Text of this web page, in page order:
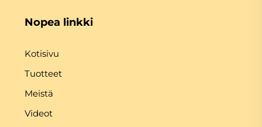
Nopea linkki
Kotisivu
Tuotteet
Meistä
Videot